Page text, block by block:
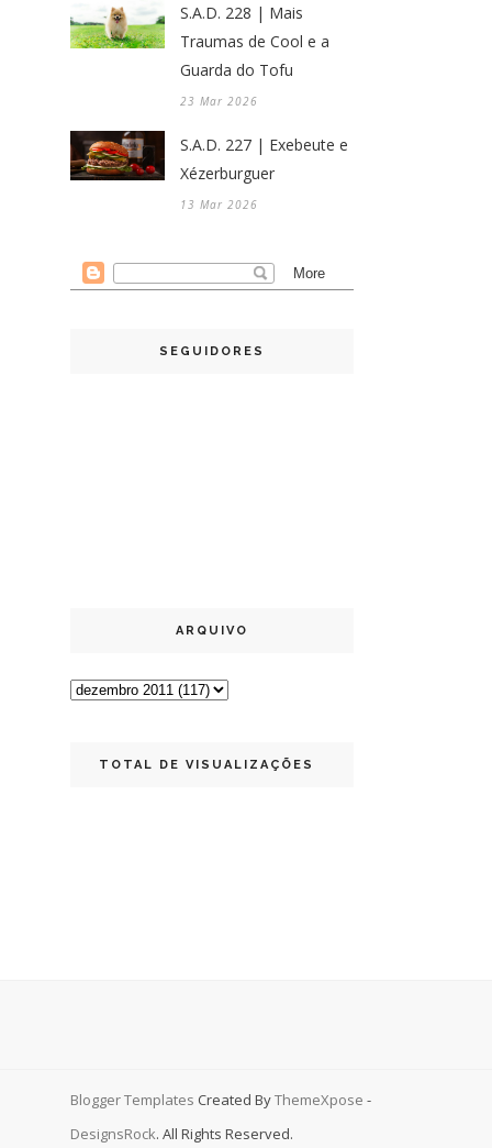
S.A.D. 228 | Mais
Traumas de Cool e a
Guarda do Tofu
23 Mar 2026
S.A.D. 227 | Exebeute e
Xézerburguer
13 Mar 2026
SEGUIDORES
ARQUIVO
TOTAL DE VISUALIZAÇÕES
Blogger Templates Created ByThemeXpose -
DesignsRock. All Rights Reserved.